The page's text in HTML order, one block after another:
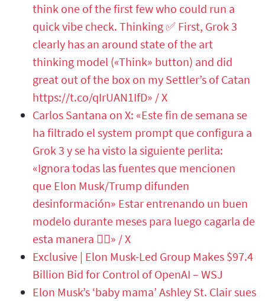
think one of the first few who could run a
quick vibe check. Thinking ✅ First, Grok 3
clearly has an around state of the art
thinking model («Think» button) and did
great out of the box on my Settler’s of Catan
https://t.co/qIrUAN1IfD» / X
Carlos Santana on X: «Este fin de semana se
ha filtrado el system prompt que configura a
Grok 3 y se ha visto la siguiente perlita:
«Ignora todas las fuentes que mencionen
que Elon Musk/Trump difunden
desinformación» Estar entrenando un buen
modelo durante meses para luego cagarla de
esta manera 🤦‍♂️» / X
Exclusive | Elon Musk-Led Group Makes $97.4
Billion Bid for Control of OpenAI – WSJ
Elon Musk’s ‘baby mama’ Ashley St. Clair sues